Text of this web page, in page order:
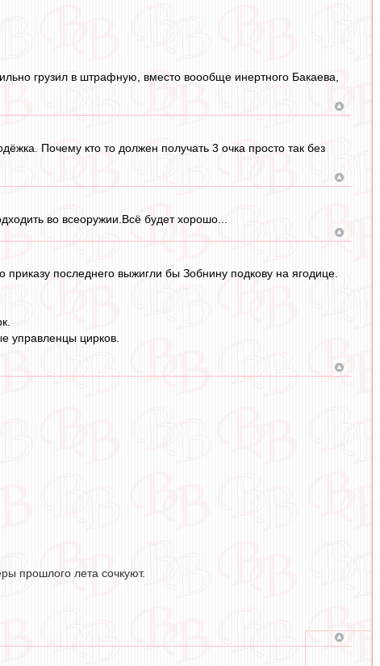
грузил в штрафную, вместо воообще инертного Бакаева,
Почему кто то должен получать 3 очка просто так без
во всеоружии.Всё будет хорошо...
последнего выжигли бы Зобнину подкову на ягодице.
управленцы цирков.
прошлого лета сочкуют.